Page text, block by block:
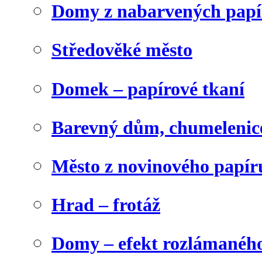
Domy z nabarvených
Středověké město
Domek – papírové tkaní
Barevný dům,
Město z novinového
Hrad – frotáž
Domy – efekt